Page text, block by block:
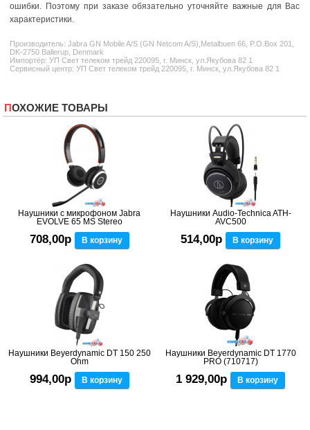
ошибки. Поэтому при заказе обязательно уточняйте важные для Вас
характеристики.
Производитель:Jabra GN Mobile A/S (GN Netcom A/S),Metalbuen 66, P.O.Box 201,
DK-2750 Ballerup, Denmark
Импортёр: УП Свет телеком трейд 220095, г. Минск, ул.Якубова 82 1
Сервисный центр: УП Свет телеком трейд 220095, г. Минск, ул.Якубова 82 1
ПОХОЖИЕ ТОВАРЫ
Наушники с микрофоном Jabra
EVOLVE 65 MS Stereo
708,00р В корзину
Наушники Audio-Technica ATH-
AVC500
514,00р В корзину
Наушники Beyerdynamic DT 150 250
Ohm
994,00р В корзину
Наушники Beyerdynamic DT 1770
PRO (710717)
1 929,00р В корзину